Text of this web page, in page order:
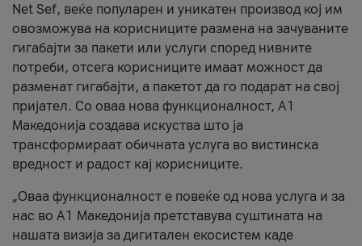
Net Sef, веќе популарен и уникатен производ кој им
овозможува на корисниците размена на зачуваните
гигабајти за пакети или услуги според нивните
потреби, отсега корисниците имаат можност да
разменат гигабајти, а пакетот да го подарат на свој
пријател. Со оваа нова функционалност, А1
Македонија создава искуства што ја
трансформираат обичната услуга во вистинска
вредност и радост кај корисниците.
„Оваа функционалност е повеќе од нова услуга и за
нас во А1 Македонија претставува суштината на
нашата визија за дигитален екосистем каде